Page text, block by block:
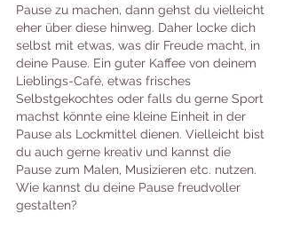
Pause zu machen, dann gehst du vielleicht
eher über diese hinweg. Daher locke dich
selbst mit etwas, was dir Freude macht, in
deine Pause. Ein guter Kaffee von deinem
Lieblings-Café, etwas frisches
Selbstgekochtes oder falls du gerne Sport
machst könnte eine kleine Einheit in der
Pause als Lockmittel dienen. Vielleicht bist
du auch gerne kreativ und kannst die
Pause zum Malen, Musizieren etc. nutzen.
Wie kannst du deine Pause freudvoller
gestalten?